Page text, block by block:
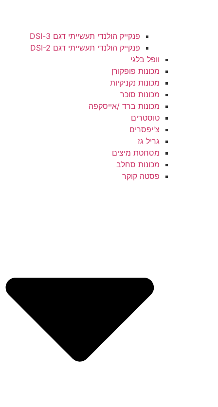
פנקייק הולנדי תעשייתי דגם 3-DSI
פנקייק הולנדי תעשייתי דגם DSI-2
וופל בלגי
מכונות פופקורן
מכונות נקניקיות
מכונות סוכר
מכונות ברד /אייסקפה
טוסטרים
צ'יפסרים
גריל גז
מסחטת מיצים
מכונות סחלב
פסטה קוקר